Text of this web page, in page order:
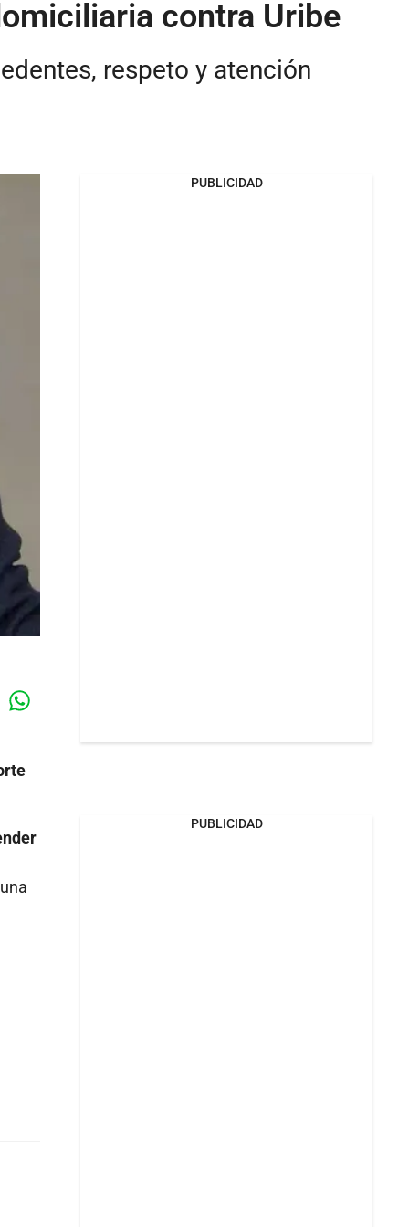
contra Uribe
respeto y atención
PUBLICIDAD
PUBLICIDAD